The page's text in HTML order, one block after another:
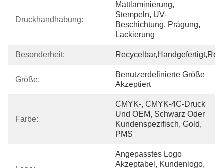
Druckhandhabung:
Mattlaminierung,
Stempeln, UV-
Beschichtung, Prägung,
Lackierung
Besonderheit:
Größe:
Benutzerdefinierte Größe
Akzeptiert
Farbe:
CMYK-, CMYK-4C-Druck
Und OEM, Schwarz Oder
Kundenspezifisch, Gold,
PMS
Angepasstes Logo
Akzeptabel, Kundenlogo,